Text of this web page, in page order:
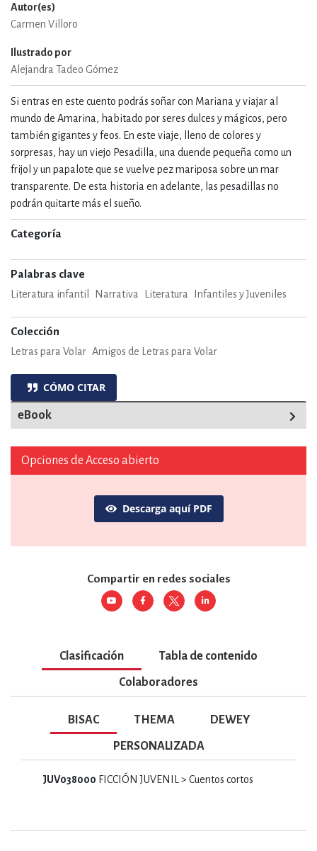
Autor(es)
Carmen Villoro
Ilustrado por
Alejandra Tadeo Gómez
Si entras en este cuento podrás soñar con Mariana y viajar al
mundo de Amarina, habitado por seres dulces y mágicos, pero
también gigantes y feos. En este viaje, lleno de colores y
sorpresas, hay un viejo Pesadilla, una duende pequeña como un
frijol y un papalote que se vuelve pez mariposa sobre un mar
transparente. De esta historia en adelante, las pesadillas no
podrán quitarte más el sueño.
Categoría
Palabras clave
Literatura infantil Narrativa Literatura Infantiles y Juveniles
Colección
Letras para Volar Amigos de Letras para Volar
CÓMO CITAR
eBook
Opciones de Acceso abierto
Descarga aquí PDF
Compartir en redes sociales
Clasificación Tabla de contenido
Colaboradores
BISAC THEMA DEWEY
PERSONALIZADA
JUV038000 FICCIÓN JUVENIL > Cuentos cortos